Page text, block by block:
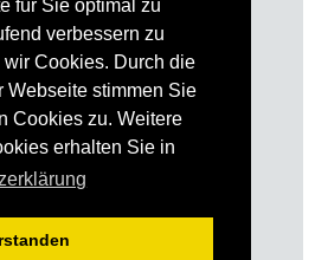
für Sie optimal zu
verbessern zu
Cookies. Durch die
Webseite stimmen Sie
Cookies zu. Weitere
erhalten Sie in
Datenschutz